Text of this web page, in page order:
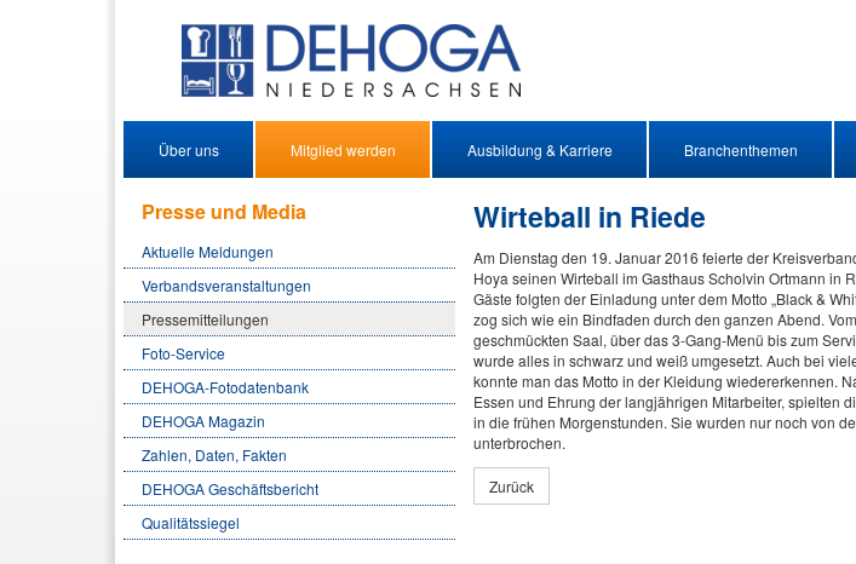
Über uns Mitglied werden Ausbildung & Karriere Branchenthemen
Presse und Media
Aktuelle Meldungen
Verbandsveranstaltungen
Pressemitteilungen
Foto-Service
DEHOGA-Fotodatenbank
DEHOGA Magazin
Zahlen, Daten, Fakten
DEHOGA Geschäftsbericht
Qualitätssiegel
Wirteball in Riede
Am Dienstag den 19. Januar 2016 feierte der
Hoya seinen Wirteball im Gasthaus Scholvin Ortmann in
Gäste folgten der Einladung unter dem Motto „Black &
zog sich wie ein Bindfaden durch den ganzen Abend.
geschmückten Saal, über das 3-Gang-Menü bis zum
wurde alles in schwarz und weiß umgesetzt. Auch bei
konnte man das Motto in der Kleidung wiedererkennen.
Essen und Ehrung der langjährigen Mitarbeiter, spielten
in die frühen Morgenstunden. Sie wurden nur noch von
unterbrochen.
Zurück